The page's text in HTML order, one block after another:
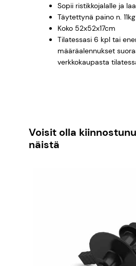
Sopii ristikkojalalle ja
Täytettynä paino n. 11kg
Koko 52x52x17cm
Tilatessasi 6 kpl tai
määräalennukset
verkkokaupasta
Voisit olla
näistä